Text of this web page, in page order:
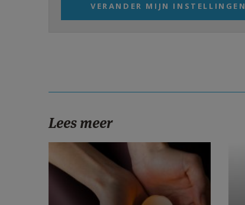
VERANDER MIJN INSTELLINGEN
Lees meer